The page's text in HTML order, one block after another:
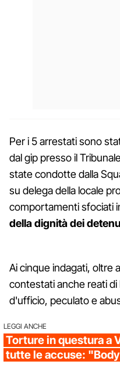
Per i 5 arrestati sono
dal gip presso il
state condotte dalla
su delega della locale
comportamenti sfociati
della dignità dei
Ai cinque indagati, oltre
contestati anche reati di
d'ufficio, peculato e
LEGGI ANCHE
Torture in questura a
tutte le accuse: